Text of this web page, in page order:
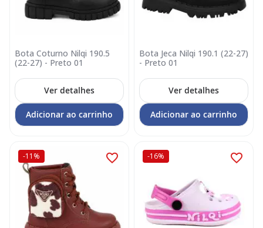
Bota Coturno Nilqi 190.5
(22-27) - Preto 01
Ver detalhes
Adicionar ao carrinho
Bota Jeca Nilqi 190.1 (22-27)
- Preto 01
Ver detalhes
Adicionar ao carrinho
-11% -16%